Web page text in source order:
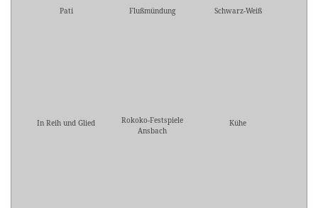
Pati Flußmündung Schwarz-Weiß
In Reih und Glied
Rokoko-Festspiele
Ansbach
Kühe